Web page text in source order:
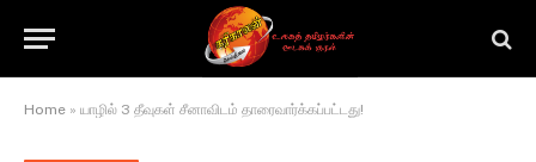
Home » யாழில் 3 தீவுகள் சீனாவிடம் தாரைவார்க்கப்பட்டது!